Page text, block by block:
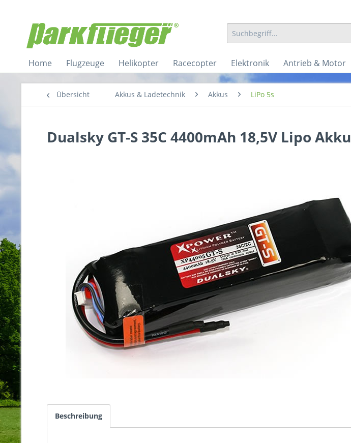
Home Flugzeuge Helikopter Racecopter Elektronik Antrieb & Motor
Übersicht Akkus & Ladetechnik Akkus LiPo 5s
Dualsky GT-S 35C 4400mAh 18,5V Lipo Akku
Beschreibung